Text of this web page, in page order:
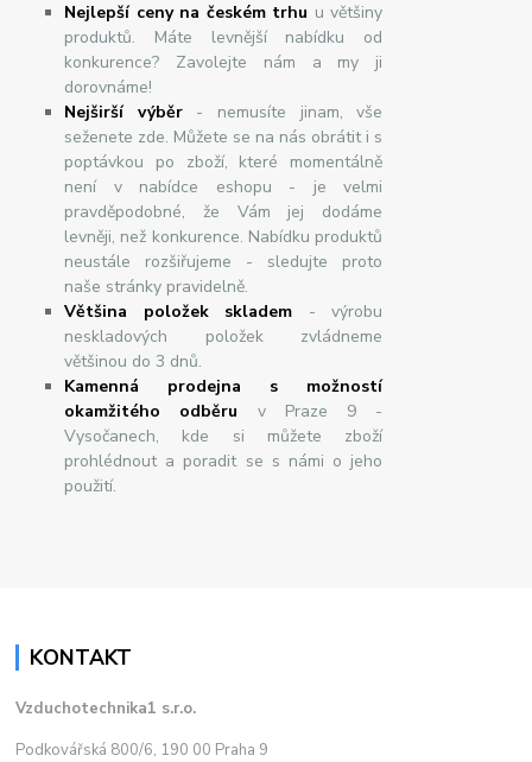
Nejlepší ceny na českém trhu u většiny
produktů. Máte levnější nabídku od
konkurence? Zavolejte nám a my ji
dorovnáme!
Nejširšívýběr- nemusíte jinam, vše
seženete zde. Můžete se na nás obrátit i s
poptávkou po zboží, které momentálně
není v nabídce eshopu - je velmi
pravděpodobné, že Vám jej dodáme
levněji, než konkurence. Nabídku produktů
neustále rozšiřujeme - sledujte proto
naše stránky pravidelně.
Většina položek skladem - výrobu
neskladových položek zvládneme
většinou do 3 dnů.
Kamenná prodejna s možností
okamžitého odběru v Praze 9 -
Vysočanech, kde si můžete zboží
prohlédnout a poradit se s námi o jeho
použití.
KONTAKT
Vzduchotechnika1 s.r.o.
Podkovářská 800/6, 190 00 Praha 9